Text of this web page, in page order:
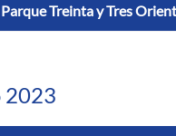
Parque Treinta y Tres
2023